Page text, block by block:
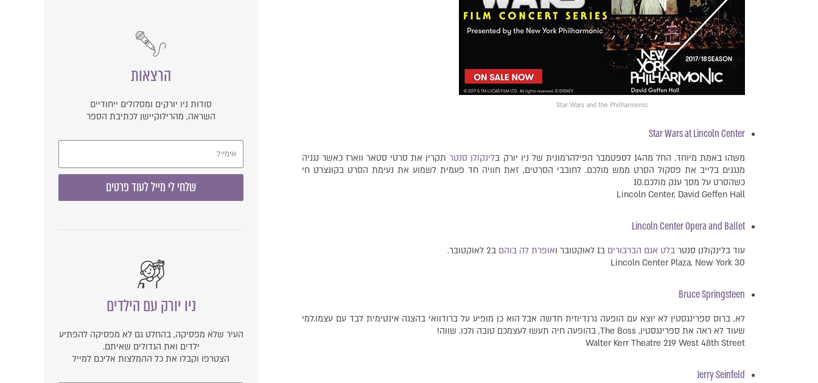
Star Wars and the Philharmonic
Star Wars at Lincoln Center
משהו באמת מיוחד. החל מה14 לספטמבר הפילהרמונית של ניו יורק ב לינקולן סנטרתקרין את סרטי סטאר ווארז כאשר נגניה
מנגנים בלייב את פסקול הסרט ממש מולכם. לחובבי הסרטים, זאת חוויה חד פעמית לשמוע את נעימת הסרט בקונצרט חי
כשהסרט על מסך ענק מולכם.10
Lincoln Center, David Geffen Hall
Lincoln Center Opera and Ballet
עוד בלינקולנן סנטר בלט אגם הברבורים ב1 לאוקטובר ו אופרת לה בוהם ב2 לאוקטובר.
30 Lincoln Center Plaza, New York
Bruce Springsteen
לא, ברוס ספרינגסטין לא יוצא עם הופעה גרנדיוזית חדשה אבל הוא כן מופיע על ברודוואי בהצגה אינטימית לבד עם עצמו.למי
שעוד לא ראה את ספרינגסטין, The Boss, בהופעה חיה תעשו לעצמכם טובה ולכו. שווה!
Walter Kerr Theatre 219 West 48th Street
Jerry Seinfeld
הרצאות
סודות ניו יורקים ומסלולים ייחודיים
השראה, מהרילוקיישן לכתיבת הספר
שלחי לי מייל לעוד פרטים
ניו יורק עם הילדים
העיר שלא מפסיקה, בהחלט גם לא מפסיקה להפתיע
ילדים ואת הגדולים שאיתם.
הצטרפו וקבלו את כל ההמלצות אליכם למייל